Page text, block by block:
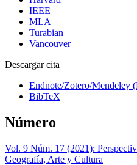
IEEE
MLA
Turabian
Vancouver
Descargar cita
Endnote/Zotero/Mendeley
BibTeX
Número
Vol. 9 Núm. 17 (2021):
Geografía, Arte y Cultura